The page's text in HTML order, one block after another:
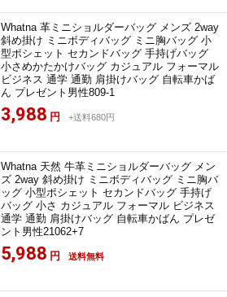
Whatna 革ミニショルダーバッグ メンズ 2way
斜め掛け ミニボディバッグ ミニ胸バッグ 小
型ポシェット セカンドバッグ 手持げバッグ
小さめかたかけバッグ カジュアル フォーマル
ビジネス 通学 通勤 肩掛けバッグ 自転車かば
ん プレゼント男性809-1
3,988 円 +送料680円
Whatna 天然 牛革ミニショルダーバッグ メン
ズ 2way 斜め掛け ミニボディバッグ ミニ胸バ
ッグ 小型ポシェット セカンドバッグ 手持げ
バッグ 小さ カジュアル フォーマル ビジネス
通学 通勤 肩掛けバッグ 自転車かばん プレゼ
ント男性21062+7
5,988 円 送料無料